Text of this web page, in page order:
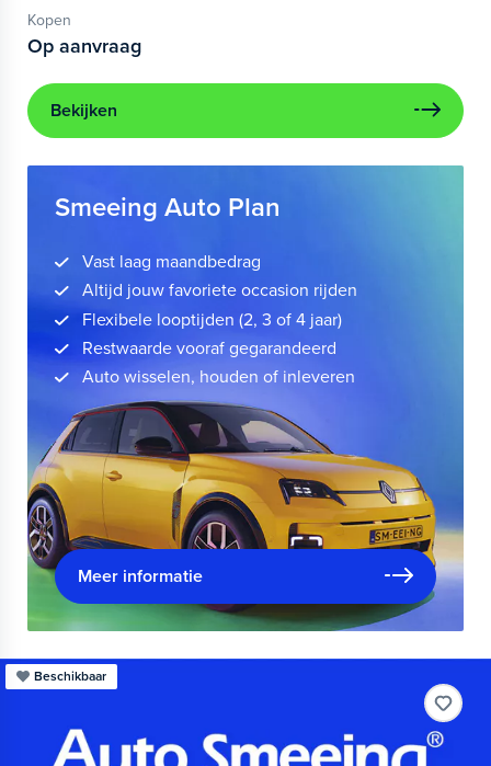
Kopen
Op aanvraag
Bekijken
Smeeing Auto Plan
Vast laag maandbedrag
Altijd jouw favoriete occasion rijden
Flexibele looptijden (2, 3 of 4 jaar)
Restwaarde vooraf gegarandeerd
Auto wisselen, houden of inleveren
Meer informatie
Beschikbaar